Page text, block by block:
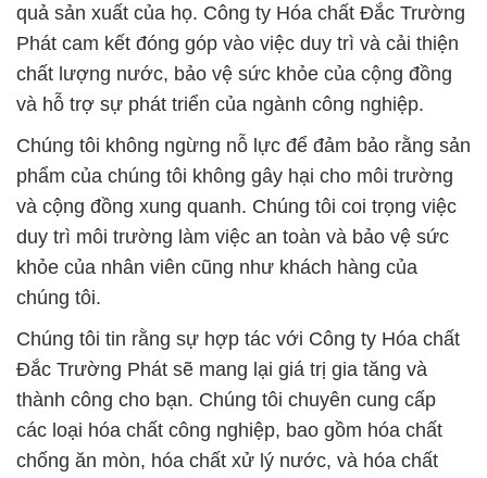
quả sản xuất của họ. Công ty Hóa chất Đắc Trường
Phát cam kết đóng góp vào việc duy trì và cải thiện
chất lượng nước, bảo vệ sức khỏe của cộng đồng
và hỗ trợ sự phát triển của ngành công nghiệp.
Chúng tôi không ngừng nỗ lực để đảm bảo rằng sản
phẩm của chúng tôi không gây hại cho môi trường
và cộng đồng xung quanh. Chúng tôi coi trọng việc
duy trì môi trường làm việc an toàn và bảo vệ sức
khỏe của nhân viên cũng như khách hàng của
chúng tôi.
Chúng tôi tin rằng sự hợp tác với Công ty Hóa chất
Đắc Trường Phát sẽ mang lại giá trị gia tăng và
thành công cho bạn. Chúng tôi chuyên cung cấp
các loại hóa chất công nghiệp, bao gồm hóa chất
chống ăn mòn, hóa chất xử lý nước, và hóa chất